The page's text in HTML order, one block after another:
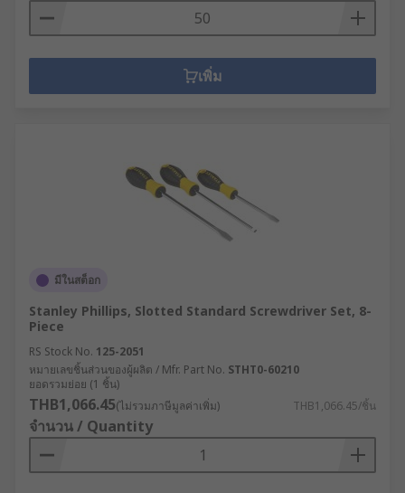
เพิ่ม
มีในสต็อก
Stanley Phillips, Slotted Standard Screwdriver Set, 8-
Piece
RS Stock No. 125-2051
หมายเลขชิ้นส่วนของผู้ผลิต / Mfr. Part No. STHT0-60210
ยอดรวมย่อย (1 ชิ้น)
THB1,066.45(ไม่รวมภาษีมูลค่าเพิ่ม) THB1,066.45/ชิ้น
จำนวน / Quantity